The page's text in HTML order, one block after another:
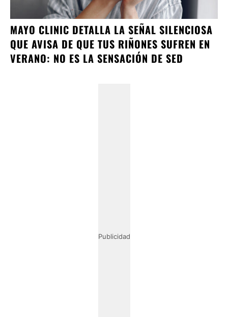
MAYO CLINIC DETALLA LA SEÑAL SILENCIOSA
QUE AVISA DE QUE TUS RIÑONES SUFREN EN
VERANO: NO ES LA SENSACIÓN DE SED
Publicidad